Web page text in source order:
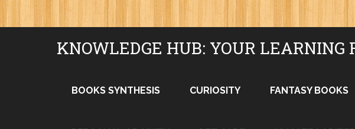
KNOWLEDGE HUB: YOUR LEARNING
BOOKS SYNTHESIS CURIOSITY FANTASY BOOKS